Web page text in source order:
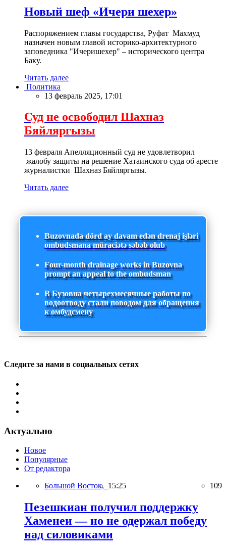
Новый шеф «Ичери шехер»
Распоряжением главы государства, Руфат Махмуд
назначен новым главой историко-архитектурного
заповедника "Ичеришехер" – исторического центра
Баку.
Читать далее
Политика
13 февраль 2025, 17:01
Суд не освободил Шахназ
Бяйляргызы
13 февраля Апелляционный суд не удовлетворил
жалобу защиты на решение Хатаинского суда об аресте
журналистки Шахназ Бяйляргызы.
Читать далее
Buzovnada dörd ay davam edən drenaj işləri
ombudsmana müraciətə səbəb olub
Four-month drainage works in Buzovna
prompt an appeal to the ombudsman
В Бузовна четырехмесячные работы по
водоотводу стали поводом для обращения
к омбудсмену
Следите за нами в социальных сетях
Актуально
Новое
Популярные
От редактора
Большой Восток, 15:25 109
Пезешкиан получил поддержку
Хаменеи — но не одержал победу
над силовиками